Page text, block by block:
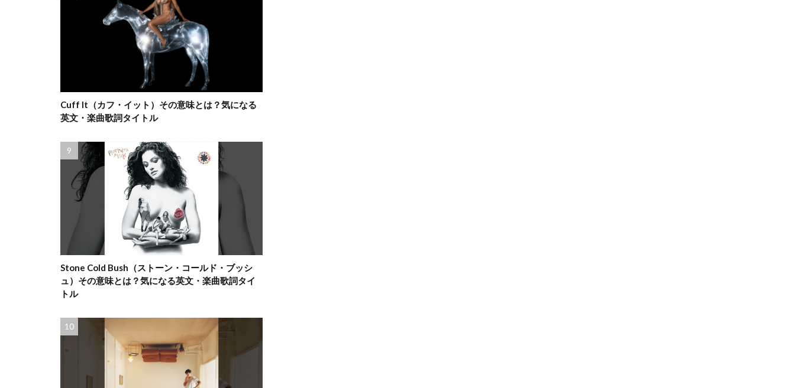
Cuff It（カフ・イット）その意味とは？気になる
英文・楽曲歌詞タイトル
Stone Cold Bush（ストーン・コールド・ブッシ
ュ）その意味とは？気になる英文・楽曲歌詞タイ
トル